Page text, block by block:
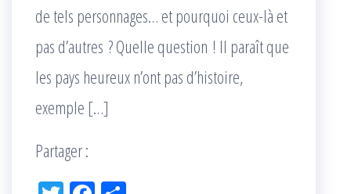
de tels personnages… et pourquoi ceux-là et
pas d’autres ? Quelle question ! Il paraît que
les pays heureux n’ont pas d’histoire,
exemple […]
Partager :